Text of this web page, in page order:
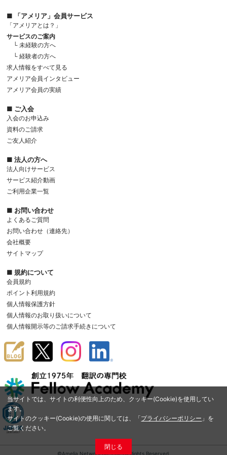
当サイトでは、サイトの利便性向上のため、クッキー(Cookie)を使用してい
ます。
サイトのクッキー(Cookie)の使用に関しては、「プライバシーポリシー 」を
ご覧ください。
閉じる
■ 「アメリア」会員サービス
「アメリアとは？」
サービスのご案内
└ 未経験の方へ
└ 経験者の方へ
求人情報をすべて見る
アメリア会員インタビュー
アメリア会員の実績
■ ご入会
入会のお申込み
資料のご請求
ご友人紹介
■ 法人の方へ
法人向けサービス
サービス紹介動画
ご利用企業一覧
■ お問い合わせ
よくあるご質問
お問い合わせ（連絡先）
会社概要
サイトマップ
■ 規約について
会員規約
ポイント利用規約
個人情報保護方針
個人情報のお取り扱いについて
個人情報開示等のご請求手続きについて
©Amelia Network Co.,Ltd. All Rights Reserved.